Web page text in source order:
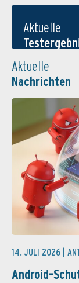
Aktuelle
Aktuelle
Nachrichten
14. JULI 2026 |
Android-